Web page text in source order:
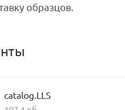
образцов.
catalog.LLS